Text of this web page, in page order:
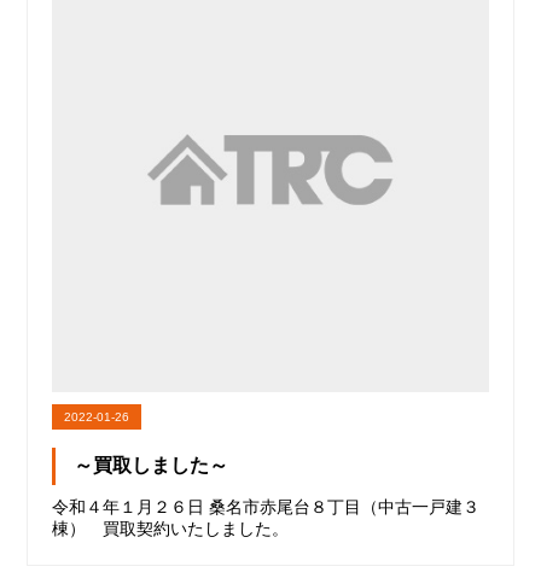
2022-01-26
～買取しました～
令和４年１月２６日 桑名市赤尾台８丁目（中古一戸建３
棟） 買取契約いたしました。